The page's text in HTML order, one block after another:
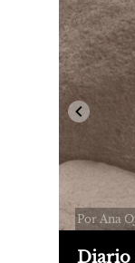
Por Ana
Diario